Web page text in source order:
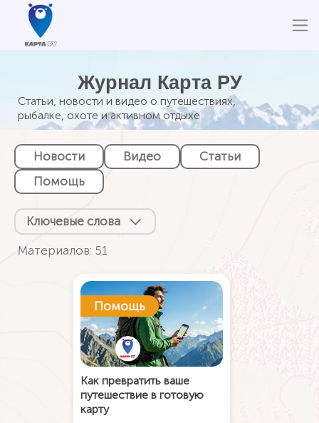
Журнал Карта РУ
Статьи, новости и видео о путешествиях,
рыбалке, охоте и активном отдыхе
Новости Видео
Статьи
Помощь
Ключевые слова
Материалов: 51
Помощь
Как превратить ваше
путешествие в готовую
карту